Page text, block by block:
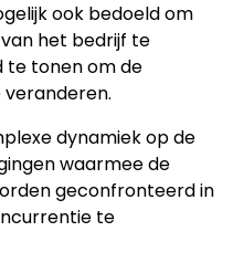
ook bedoeld om
het bedrijf te
te tonen om de
dynamiek op de
waarmee de
geconfronteerd in
te